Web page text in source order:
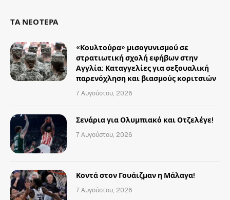
ΤΑ ΝΕΟΤΕΡΑ
«Κουλτούρα» μισογυνισμού σε
στρατιωτική σχολή εφήβων στην
Αγγλία: Καταγγελίες για σεξουαλική
παρενόχληση και βιασμούς κοριτσιών
7 Αυγούστου, 2026
Σενάρια για Ολυμπιακό και Οτζελέγε!
7 Αυγούστου, 2026
Κοντά στον Γουάιζμαν η Μάλαγα!
7 Αυγούστου, 2026